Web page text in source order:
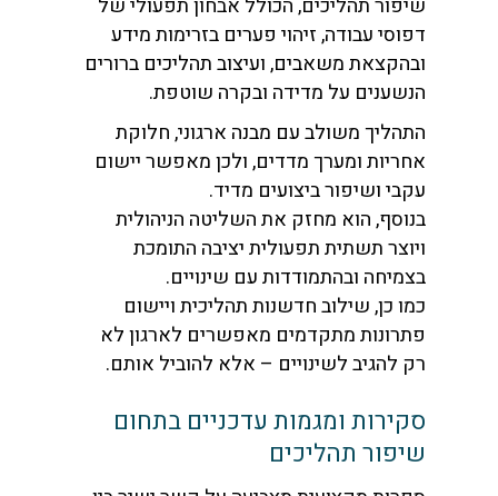
דפוסי עבודה, זיהוי פערים בזרימות מידע
ובהקצאת משאבים, ועיצוב תהליכים ברורים
הנשענים על מדידה ובקרה שוטפת.
התהליך משולב עם מבנה ארגוני, חלוקת
אחריות ומערך מדדים, ולכן מאפשר יישום
עקבי ושיפור ביצועים מדיד.
בנוסף, הוא מחזק את השליטה הניהולית
ויוצר תשתית תפעולית יציבה התומכת
בצמיחה ובהתמודדות עם שינויים.
כמו כן, שילוב חדשנות תהליכית ויישום
פתרונות מתקדמים מאפשרים לארגון לא
רק להגיב לשינויים – אלא להוביל אותם.
סקירות ומגמות עדכניים בתחום
שיפור תהליכים